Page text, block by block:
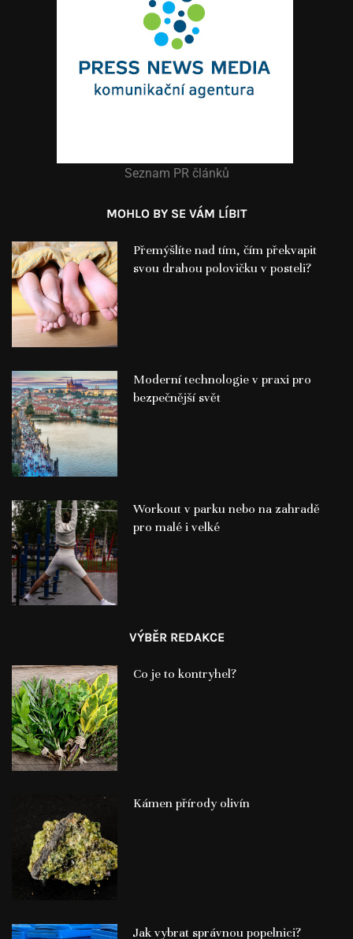
Seznam PR článků
MOHLO BY SE VÁM LÍBIT
Přemýšlíte nad tím, čím překvapit
svou drahou polovičku v posteli?
Moderní technologie v praxi pro
bezpečnější svět
Workout v parku nebo na zahradě
pro malé i velké
VÝBĚR REDAKCE
Co je to kontryhel?
Kámen přírody olivín
Jak vybrat správnou popelnici?